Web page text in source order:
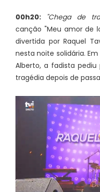
00h20: "Chega de
canção "Meu amor de
divertida por Raquel
nesta noite solidária.
Alberto, a fadista
tragédia depois de